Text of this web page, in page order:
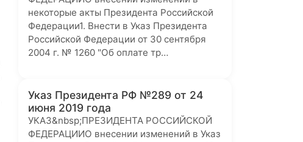
некоторые акты Президента Российской
Федерации1. Внести в Указ Президента
Российской Федерации от 30 сентября
2004 г. № 1260 "Об оплате тр…
Указ Президента РФ №289 от 24
июня 2019 года
УКАЗ&nbsp;ПРЕЗИДЕНТА РОССИЙСКОЙ
ФЕДЕРАЦИИО внесении изменений в Указ